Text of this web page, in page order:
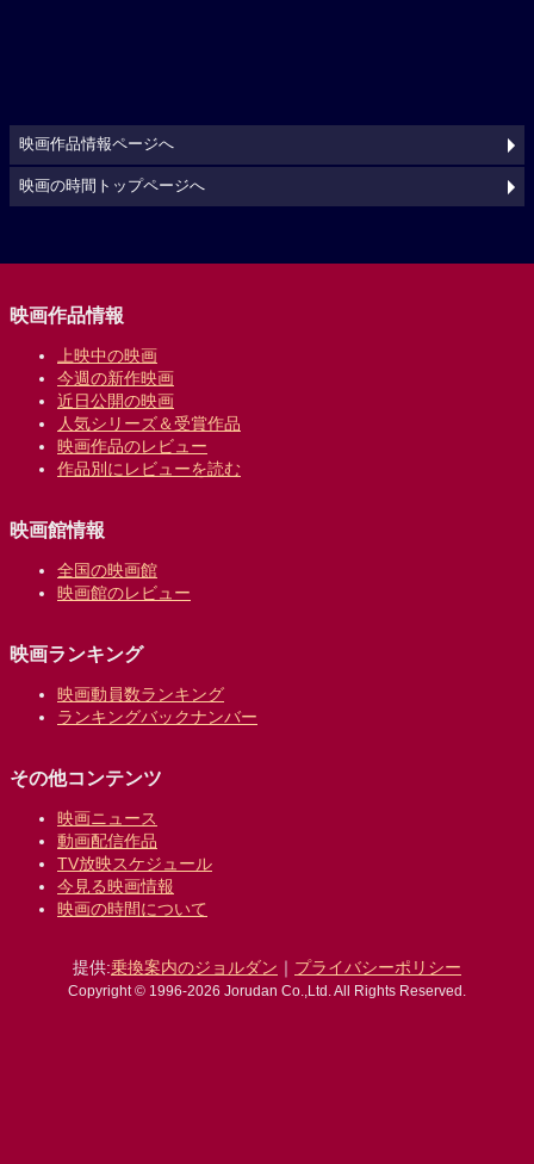
映画作品情報ページへ
映画の時間トップページへ
映画作品情報
上映中の映画
今週の新作映画
近日公開の映画
人気シリーズ＆受賞作品
映画作品のレビュー
作品別にレビューを読む
映画館情報
全国の映画館
映画館のレビュー
映画ランキング
映画動員数ランキング
ランキングバックナンバー
その他コンテンツ
映画ニュース
動画配信作品
TV放映スケジュール
今見る映画情報
映画の時間について
提供:乗換案内のジョルダン ｜ プライバシーポリシー
Copyright © 1996-2026 Jorudan Co.,Ltd. All Rights Reserved.